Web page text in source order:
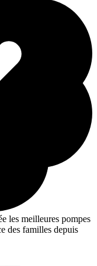
les meilleures pompes
des familles depuis